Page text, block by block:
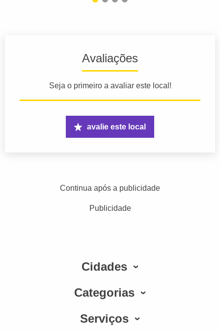
Avaliações
Seja o primeiro a avaliar este local!
avalie este local
Continua após a publicidade
Publicidade
Cidades
Categorias
Serviços